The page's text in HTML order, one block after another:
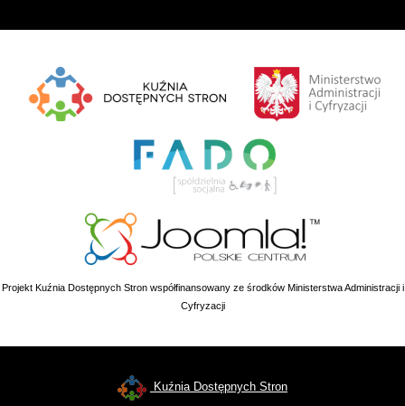
Projekt Kuźnia Dostępnych Stron współfinansowany ze środków Ministerstwa Administracji i
Cyfryzacji
Kuźnia Dostępnych Stron